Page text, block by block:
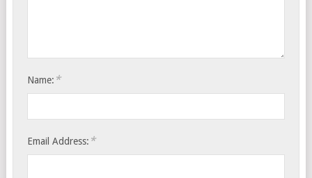
Name: *
Email Address: *